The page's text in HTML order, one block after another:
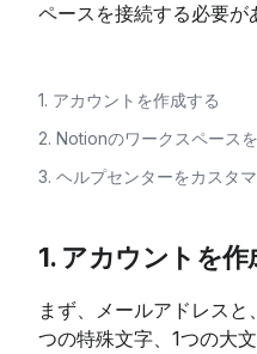
ペースを接続する必要が
1. アカウントを作成する
2. Notionのワークスペース
3. ヘルプセンターをカスタ
1. アカウントを作
まず、メールアドレス
つの特殊文字、1つの大